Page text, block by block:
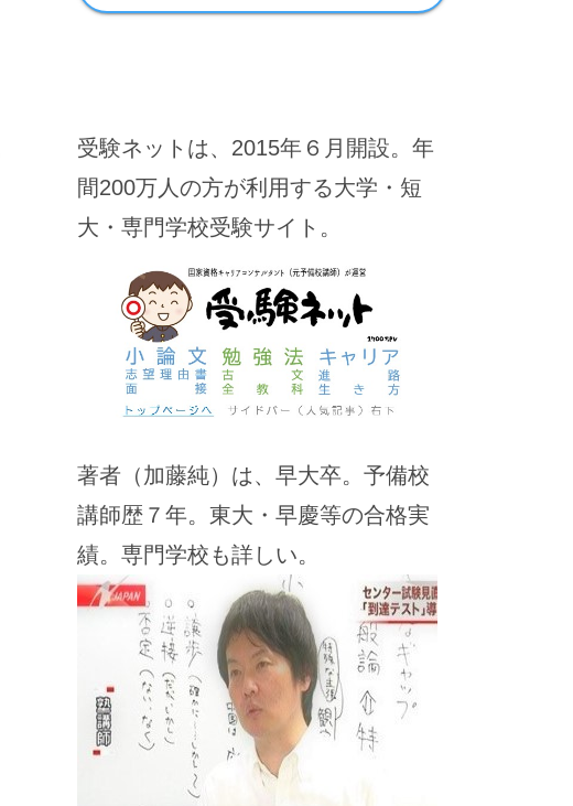
受験ネットは、2015年６月開設。年
間200万人の方が利用する大学・短
大・専門学校受験サイト。
著者（加藤純）は、早大卒。予備校
講師歴７年。東大・早慶等の合格実
績。専門学校も詳しい。